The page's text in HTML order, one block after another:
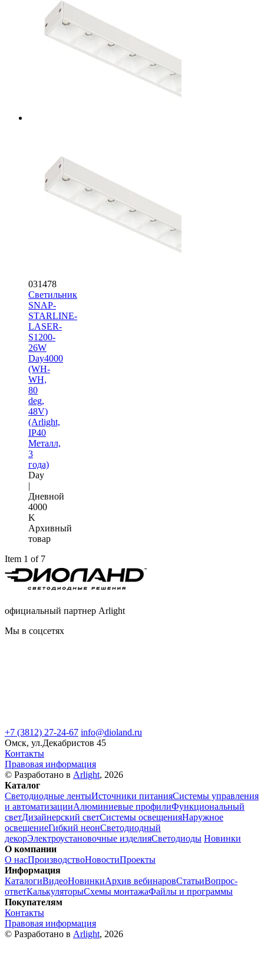
031478
Светильник
SNAP-
STARLINE-
LASER-
S1200-
26W
Day4000
(WH-
WH,
80
deg,
48V)
(Arlight,
IP40
Металл,
3
года)
Day
|
Дневной
4000
K
Архивный
товар
Item 1 of 7
официальный партнер Arlight
Мы в соцсетях
+7 (3812) 27-24-67 info@dioland.ru
Омск, ул.Декабристов 45
Контакты
Правовая информация
© Разработано в Arlight, 2026
Каталог
Светодиодные лентыИсточники питанияСистемы управления
и автоматизацииАлюминиевые профилиФункциональный
светДизайнерский светСистемы освещенияНаружное
освещениеГибкий неонСветодиодный
декорЭлектроустановочные изделияСветодиоды Новинки
О компании
О насПроизводствоНовостиПроекты
Информация
КаталогиВидеоНовинкиАрхив вебинаровСтатьиВопрос-
ответКалькуляторыСхемы монтажаФайлы и программы
Покупателям
Контакты
Правовая информация
© Разработано в Arlight, 2026